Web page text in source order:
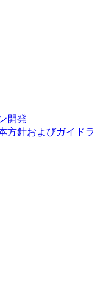
開発
方針およびガイドラ